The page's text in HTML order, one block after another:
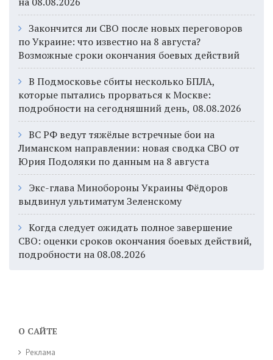
Закончится ли СВО после новых переговоров
по Украине: что известно на 8 августа?
Возможные сроки окончания боевых действий
В Подмосковье сбиты несколько БПЛА,
которые пытались прорваться к Москве:
подробности на сегодняшний день, 08.08.2026
ВС РФ ведут тяжёлые встречные бои на
Лиманском направлении: новая сводка СВО от
Юрия Подоляки по данным на 8 августа
Экс-глава Минобороны Украины Фёдоров
выдвинул ультиматум Зеленскому
Когда следует ожидать полное завершение
СВО: оценки сроков окончания боевых действий,
подробности на 08.08.2026
О САЙТЕ
Реклама